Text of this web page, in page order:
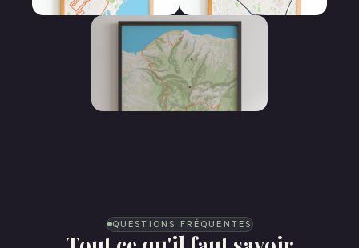
Affiche Marathon
Affiche Semi
Marathon
QUESTIONS FRÉQUENTES